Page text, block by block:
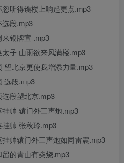
听得谯楼上响起更点.mp3
选段.mp3
银牌宣 .mp3
子 山雨欲来风满楼.mp3
望北京更使我增添力量.mp3
选段.mp3
段望北京.mp3
帅 辕门外三声炮.mp3
帅 张秋玲.mp3
帅辕门外三声炮如同雷震.mp3
的青山有柴烧.mp3